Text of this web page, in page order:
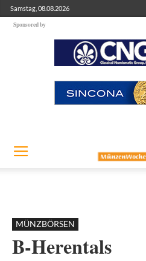
Samstag, 08.08.2026
Sponsored by
MÜNZBÖRSEN
B-Herentals